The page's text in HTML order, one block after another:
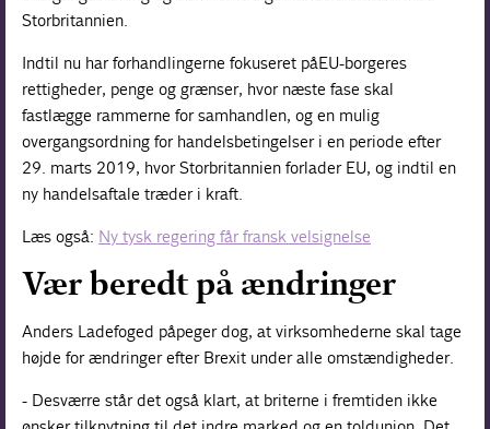
Storbritannien.
Indtil nu har forhandlingerne fokuseret påEU-borgeres
rettigheder, penge og grænser, hvor næste fase skal
fastlægge rammerne for samhandlen, og en mulig
overgangsordning for handelsbetingelser i en periode efter
29. marts 2019, hvor Storbritannien forlader EU, og indtil en
ny handelsaftale træder i kraft.
Læs også: Ny tysk regering får fransk velsignelse
Vær beredt på ændringer
Anders Ladefoged påpeger dog, at virksomhederne skal tage
højde for ændringer efter Brexit under alle omstændigheder.
- Desværre står det også klart, at briterne i fremtiden ikke